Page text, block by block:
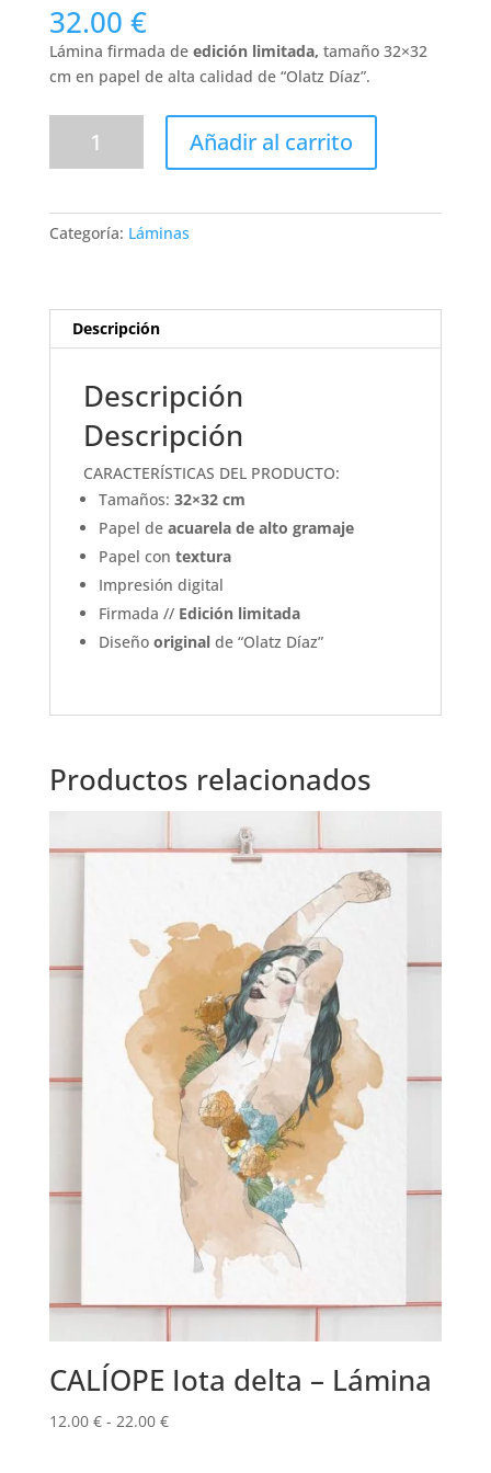
32.00 €
Lámina firmada deedición limitada, tamaño 32×32
cm en papel de alta calidad de “Olatz Díaz”.
"edición
Añadir al carrito
Categoría: Láminas
Descripción
Descripción
Descripción
CARACTERÍSTICAS DEL PRODUCTO:
Tamaños: 32×32 cm
Papel de acuarela de alto gramaje
Papel con textura
Impresión digital
Firmada // Edición limitada
Diseño originalde “Olatz Díaz”
Productos relacionados
CALÍOPE Iota delta – Lámina
12.00 € - 22.00 €Rango